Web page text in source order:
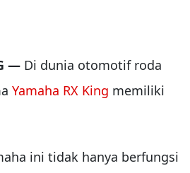
— Di dunia otomotif roda
Yamaha RX King memiliki
ini tidak hanya berfungsi